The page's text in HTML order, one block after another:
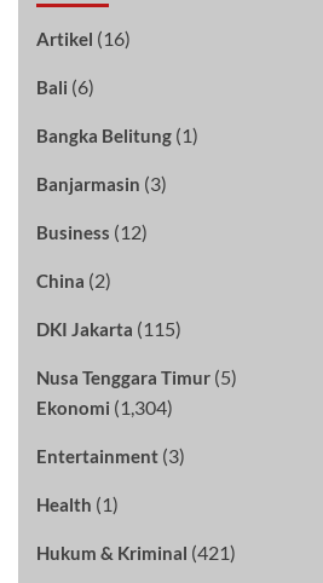
Artikel (16)
Bali (6)
Bangka Belitung(1)
Banjarmasin (3)
Business (12)
China (2)
DKI Jakarta (115)
Nusa Tenggara Timur(5)
Ekonomi (1,304)
Entertainment(3)
Health (1)
Hukum & Kriminal (421)